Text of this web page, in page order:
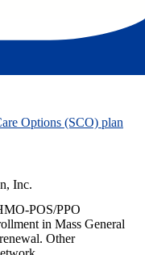
Options (SCO) plan
Inc.
POS/PPO
in Mass General
Other